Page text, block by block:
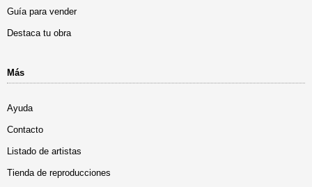
Guía para vender
Destaca tu obra
Más
Ayuda
Contacto
Listado de artistas
Tienda de reproducciones